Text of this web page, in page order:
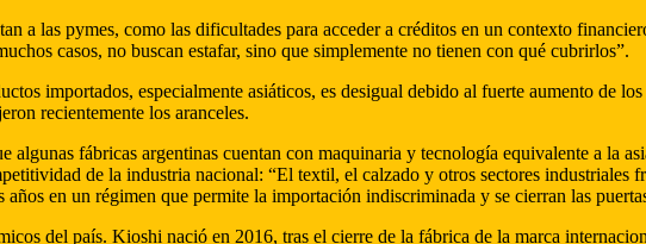
a las pymes, como las dificultades para acceder a créditos en un contexto
casos, no buscan estafar, sino que simplemente no tienen con qué cubrirlos”.
importados, especialmente asiáticos, es desigual debido al fuerte aumento de
recientemente los aranceles.
algunas fábricas argentinas cuentan con maquinaria y tecnología equivalente a la
de la industria nacional: “El textil, el calzado y otros sectores industriales
en un régimen que permite la importación indiscriminada y se cierran las
del país. Kioshi nació en 2016, tras el cierre de la fábrica de la marca